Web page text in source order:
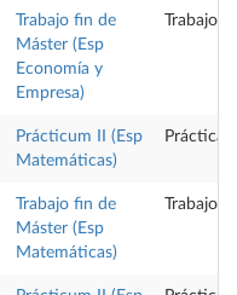
Trabajo fin de
Máster (Esp
Economía y
Empresa)
Trabajo
Prácticum II (Esp
Matemáticas)
Trabajo fin de
Máster (Esp
Matemáticas)
Trabajo